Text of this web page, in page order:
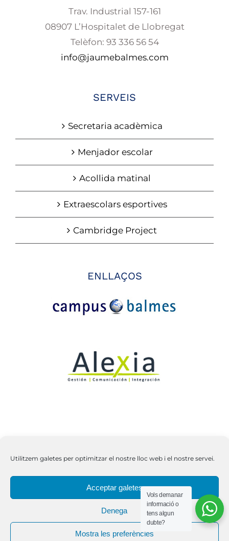
Utilitzem galetes per optimitzar el nostre lloc web i el nostre servei.
Acceptar galetes
Denega
Mostra les preferències
Trav. Industrial 157-161
08907 L’Hospitalet de Llobregat
Telèfon: 93 336 56 54
info@jaumebalmes.com
SERVEIS
Secretaria acadèmica
Menjador escolar
Acollida matinal
Extraescolars esportives
Cambridge Project
ENLLAÇOS
Copyright 2026 | Tots els drets reservats | C.E.
Jaume Balmes |Avís Legal|Política de qualitat
FacebookYouTubeInstagramLinkedIn
Vols demanar
informació o
tens algun
dubte?